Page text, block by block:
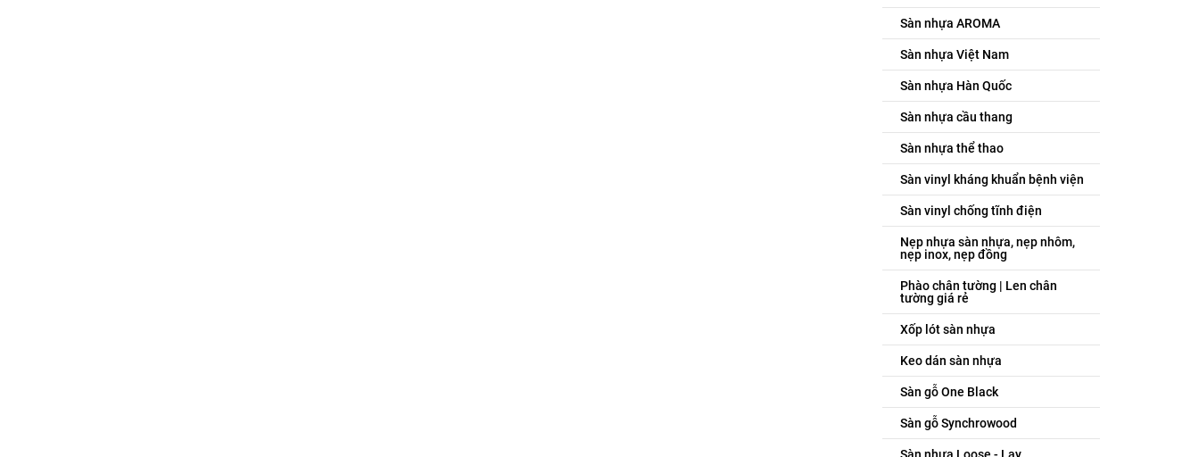
Sàn nhựa AROMA
Sàn nhựa Việt Nam
Sàn nhựa Hàn Quốc
Sàn nhựa cầu thang
Sàn nhựa thể thao
Sàn vinyl kháng khuẩn bệnh viện
Sàn vinyl chống tĩnh điện
Nẹp nhựa sàn nhựa, nẹp nhôm,
nẹp inox, nẹp đồng
Phào chân tường | Len chân
tường giá rẻ
Xốp lót sàn nhựa
Keo dán sàn nhựa
Sàn gỗ One Black
Sàn gỗ Synchrowood